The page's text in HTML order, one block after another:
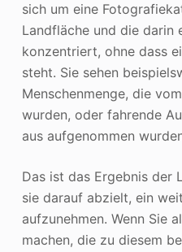
sich um eine
Landfläche und die darin
konzentriert, ohne dass
steht. Sie sehen
Menschenmenge, die
wurden, oder fahrende
aus aufgenommen
Das ist das Ergebnis der
sie darauf abzielt, ein
aufzunehmen. Wenn Sie
machen, die zu diesem